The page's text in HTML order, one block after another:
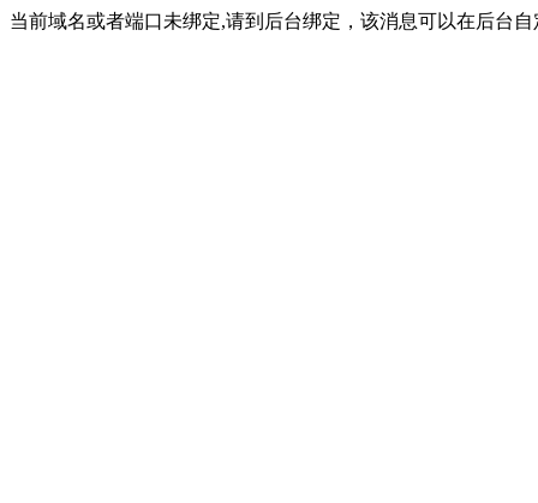
当前域名或者端口未绑定,请到后台绑定，该消息可以在后台自